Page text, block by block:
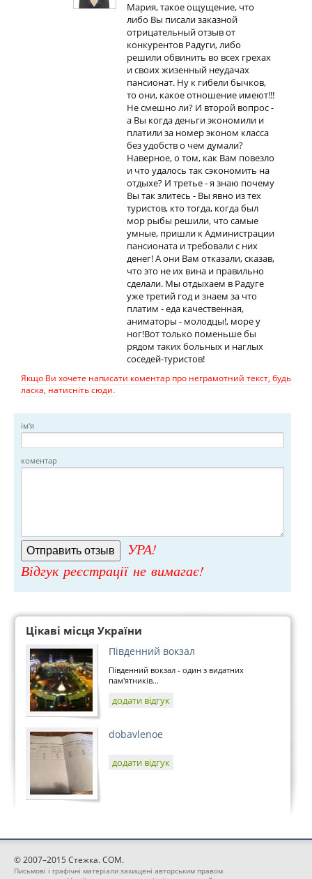
Мария, такое ощущение, что
либо Вы писали заказной
отрицательный отзыв от
конкурентов Радуги, либо
решили обвинить во всех грехах
и своих жизенный неудачах
пансионат. Ну к гибели бычков,
то они, какое отношение имеют!!!
Не смешно ли? И второй вопрос -
а Вы когда деньги экономили и
платили за номер эконом класса
без удобств о чем думали?
Наверное, о том, как Вам повезло
и что удалось так сэкономить на
отдыхе? И третье - я знаю почему
Вы так злитесь - Вы явно из тех
туристов, кто тогда, когда был
мор рыбы решили, что самые
умные, пришли к Администрации
пансионата и требовали с них
денег! А они Вам отказали, сказав,
что это не их вина и правильно
сделали. Мы отдыхаем в Радуге
уже третий год и знаем за что
платим - еда качественная,
аниматоры - молодцы!, море у
ног!Вот только поменьше бы
рядом таких больных и наглых
соседей-туристов!
Якщо Ви хочете написати коментар про неграмотний текст, будь
ласка, натисніть сюди.
ім'я
коментар
УРА!
Відгук реєстрації не вимагає!
Цікаві місця України
Південний вокзал
Південний вокзал - один з видатних
пам'ятників...
додати відгук
dobavlenoe
додати відгук
© 2007–2015 Стежка. COM.
Письмові і графічні матеріали захищені авторським правом